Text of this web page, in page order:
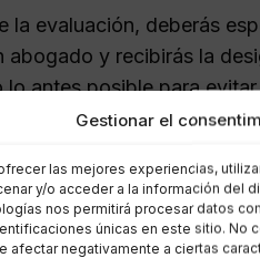
Gestionar el
las mejores experiencias,
y/o acceder a la información del
nos permitirá procesar datos
únicas en este sitio. No
afectar negativamente a ciertas
la evaluación, deberás
abogado y recibirás la
lo antes posible para
en el SOJ, es
el proceso, sino que